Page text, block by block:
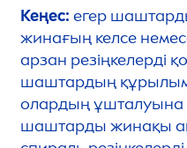
Кеңес: егер
жинағың келсе
арзан резіңкелерді
шаштардың
олардың ұшталуына
шаштарды жинақы